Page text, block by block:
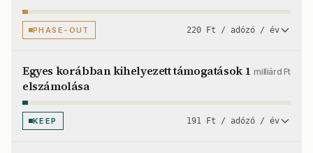
PHASE-OUT 220 Ft / adózó / év
Egyes korábban kihelyezett támogatások
elszámolása
1milliárd Ft
KEEP 191 Ft / adózó / év